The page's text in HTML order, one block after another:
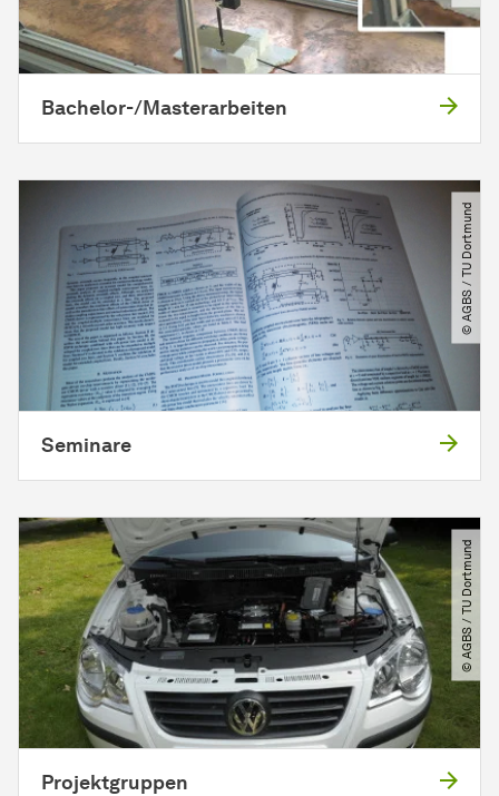
Bachelor-/Masterarbeiten
© AGBS ​/​ TU Dortmund
Seminare
© AGBS ​/​ TU Dortmund
Projektgruppen